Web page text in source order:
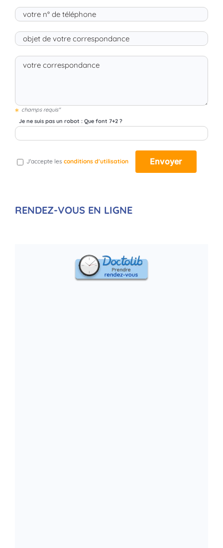
* champs requis"
Je ne suis pas un robot : Que font 7+2 ?
J'accepte les conditions d'utilisation
RENDEZ-VOUS EN LIGNE